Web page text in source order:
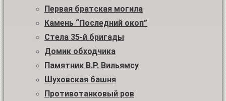
Первая братская могила
Камень “Последний окоп”
Стела 35-й бригады
Домик обходчика
Памятник В.Р. Вильямсу
Шуховская башня
Противотанковый ров